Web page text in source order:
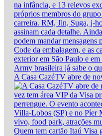
A Casa CazéTV abre de